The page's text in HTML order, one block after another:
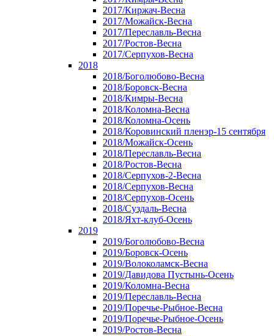
2017/Киржач-Весна
2017/Можайск-Весна
2017/Переславль-Весна
2017/Ростов-Весна
2017/Серпухов-Весна
2018
2018/Боголюбово-Весна
2018/Боровск-Весна
2018/Кимры-Весна
2018/Коломна-Весна
2018/Коломна-Осень
2018/Коровинский пленэр-15 сентября
2018/Можайск-Осень
2018/Переславль-Весна
2018/Ростов-Весна
2018/Серпухов-2-Весна
2018/Серпухов-Весна
2018/Серпухов-Осень
2018/Суздаль-Весна
2018/Яхт-клуб-Осень
2019
2019/Боголюбово-Весна
2019/Боровск-Осень
2019/Волоколамск-Весна
2019/Давидова Пустынь-Осень
2019/Коломна-Весна
2019/Переславль-Весна
2019/Поречье-Рыбное-Весна
2019/Поречье-Рыбное-Осень
2019/Ростов-Весна